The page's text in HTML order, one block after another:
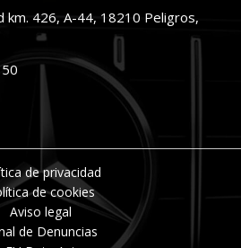
km. 426, A-44, 18210 Peligros,
de privacidad
de cookies
Aviso legal
de Denuncias